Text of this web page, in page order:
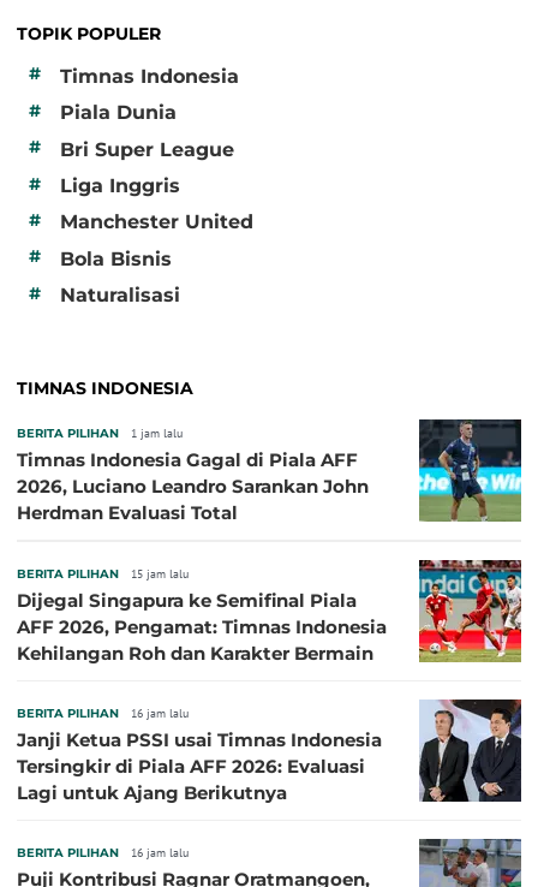
TOPIK POPULER
#
Timnas Indonesia
# Piala Dunia
# Bri Super League
# Liga Inggris
# Manchester United
# Bola Bisnis
# Naturalisasi
TIMNAS INDONESIA
BERITA PILIHAN 1 jam lalu
Timnas Indonesia Gagal di Piala AFF
2026, Luciano Leandro Sarankan John
Herdman Evaluasi Total
BERITA PILIHAN 15 jam lalu
Dijegal Singapura ke Semifinal Piala
AFF 2026, Pengamat: Timnas Indonesia
Kehilangan Roh dan Karakter Bermain
BERITA PILIHAN 16 jam lalu
Janji Ketua PSSI usai Timnas Indonesia
Tersingkir di Piala AFF 2026: Evaluasi
Lagi untuk Ajang Berikutnya
BERITA PILIHAN 16 jam lalu
Puji Kontribusi Ragnar Oratmangoen,